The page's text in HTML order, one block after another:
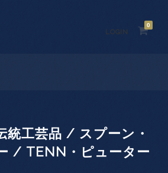
LOGIN
0
統工芸品 / スプーン・
/ TENN・ピューター